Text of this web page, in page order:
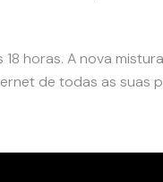
horas. A nova
de todas as suas